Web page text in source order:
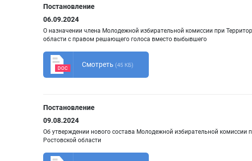
Постановление
06.09.2024
О назначении члена Молодежной избирательной комиссии при
области с правом решающего голоса вместо выбывшего
DOC Смотреть (45 КБ)
Постановление
09.08.2024
Об утверждении нового состава Молодежной избирательной
Ростовской области